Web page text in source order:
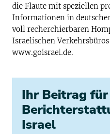
die Flaute mit speziellen
Informationen in
voll recherchierbaren
Israelischen
www.goisrael.de.
Ihr Beitrag
Israel